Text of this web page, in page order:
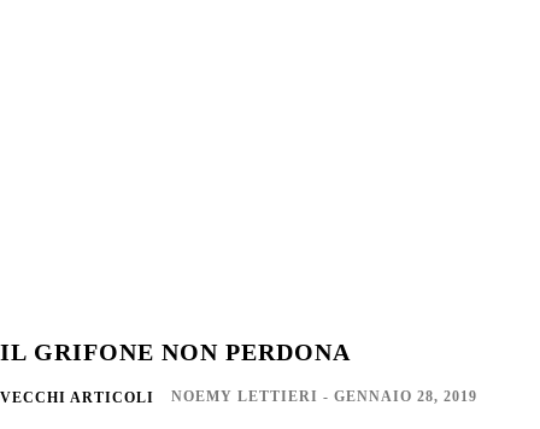
IL GRIFONE NON PERDONA
VECCHI ARTICOLI NOEMY LETTIERI - GENNAIO 28, 2019